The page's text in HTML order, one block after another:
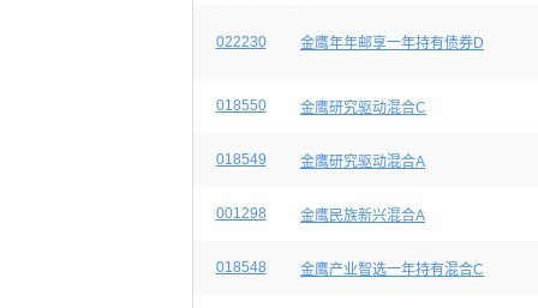
022230 金鹰年年邮享一年持有债券D
018550 金鹰研究驱动混合C
018549 金鹰研究驱动混合A
001298 金鹰民族新兴混合A
018548 金鹰产业智选一年持有混合C